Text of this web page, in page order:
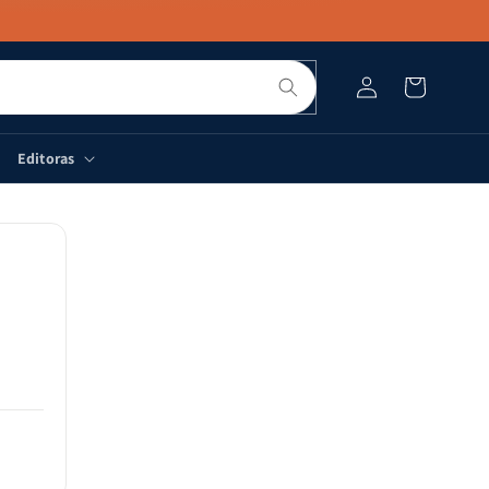
Pesquisar
Fazer
login
Carrinho
Editoras